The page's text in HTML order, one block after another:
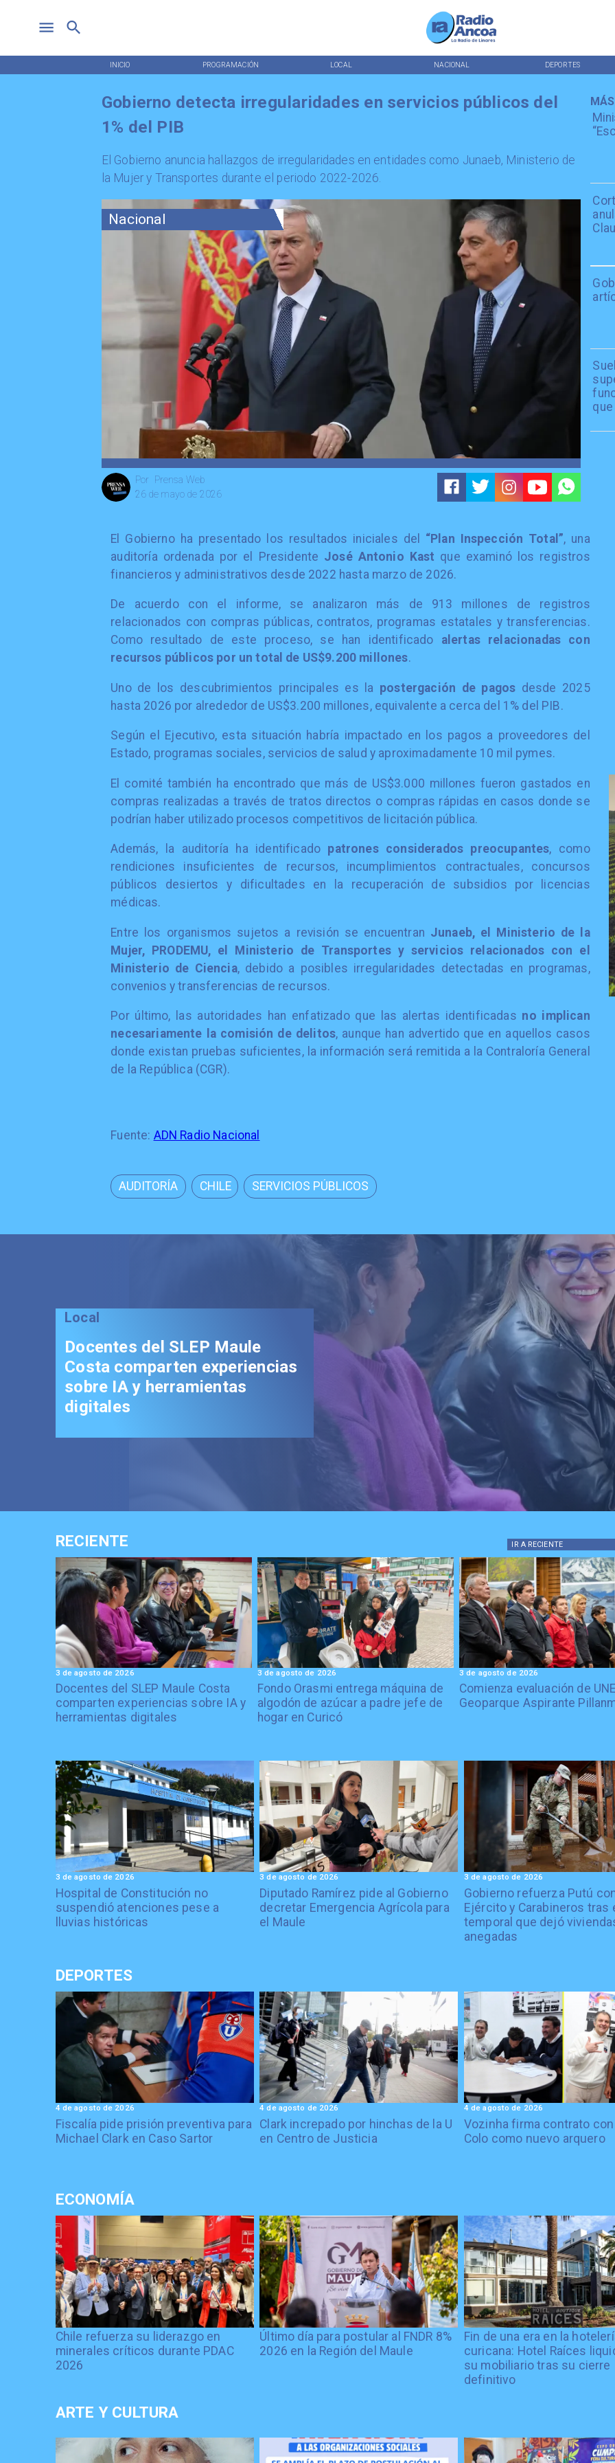
INICIO PROGRAMACIÓN LOCAL NACIONAL DEPORTES
Nacional
Prensa Web
Por
26 de mayo de 2026
Gobierno detecta irregularidades en servicios públicos del
1% del PIB
El Gobierno anuncia hallazgos de irregularidades en entidades como Junaeb, Ministerio de
la Mujer y Transportes durante el periodo 2022-2026.
El Gobierno ha presentado los resultados iniciales del “Plan Inspección Total”, una
auditoría ordenada por el Presidente José Antonio Kast que examinó los registros
financieros y administrativos desde 2022 hasta marzo de 2026.
De acuerdo con el informe, se analizaron más de 913 millones de registros
relacionados con compras públicas, contratos, programas estatales y transferencias.
Como resultado de este proceso, se han identificado alertas relacionadas con
recursos públicos por un total de US$9.200 millones.
Uno de los descubrimientos principales es la postergación de pagos desde 2025
hasta 2026 por alrededor de US$3.200 millones, equivalente a cerca del 1% del PIB.
Según el Ejecutivo, esta situación habría impactado en los pagos a proveedores del
Estado, programas sociales, servicios de salud y aproximadamente 10 mil pymes.
El comité también ha encontrado que más de US$3.000 millones fueron gastados en
compras realizadas a través de tratos directos o compras rápidas en casos donde se
podrían haber utilizado procesos competitivos de licitación pública.
Además, la auditoría ha identificado patrones considerados preocupantes, como
rendiciones insuficientes de recursos, incumplimientos contractuales, concursos
públicos desiertos y dificultades en la recuperación de subsidios por licencias
médicas.
Entre los organismos sujetos a revisión se encuentran Junaeb, el Ministerio de la
Mujer, PRODEMU, el Ministerio de Transportes y servicios relacionados con el
Ministerio de Ciencia, debido a posibles irregularidades detectadas en programas,
convenios y transferencias de recursos.
Por último, las autoridades han enfatizado que las alertas identificadas no implican
necesariamente la comisión de delitos, aunque han advertido que en aquellos casos
donde existan pruebas suficientes, la información será remitida a la Contraloría General
de la República (CGR).
Fuente: ADN Radio Nacional
AUDITORÍA CHILE SERVICIOS PÚBLICOS
RECIENTE IR A RECIENTE
Docentes del SLEP Maule Costa
comparten experiencias sobre IA y
herramientas digitales
3 de agosto de 2026
Fondo Orasmi entrega máquina de
algodón de azúcar a padre jefe de
hogar en Curicó
3 de agosto de 2026
Comienza evaluación de
Geoparque Aspirante
3 de agosto de 2026
Hospital de Constitución no
suspendió atenciones pese a
lluvias históricas
3 de agosto de 2026
Diputado Ramírez pide al Gobierno
decretar Emergencia Agrícola para
el Maule
3 de agosto de 2026
Gobierno refuerza Putú
Ejército y Carabineros tras
temporal que dejó
anegadas
3 de agosto de 2026
DEPORTES
Fiscalía pide prisión preventiva para
Michael Clark en Caso Sartor
4 de agosto de 2026
Clark increpado por hinchas de la U
en Centro de Justicia
4 de agosto de 2026
Vozinha firma contrato con
Colo como nuevo arquero
4 de agosto de 2026
ECONOMÍA
Chile refuerza su liderazgo en
minerales críticos durante PDAC
2026
Último día para postular al FNDR 8%
2026 en la Región del Maule
Fin de una era en la
curicana: Hotel Raíces
su mobiliario tras su cierre
definitivo
ARTE Y CULTURA